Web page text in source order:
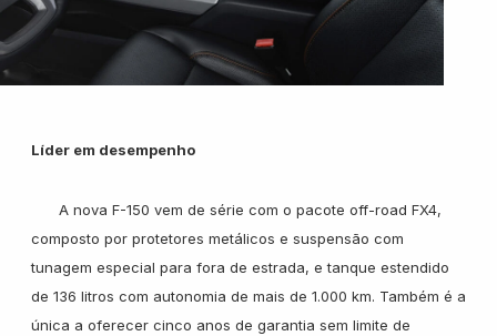
Líder em desempenho
A nova F-150 vem de série com o pacote off-road FX4,
composto por protetores metálicos e suspensão com
tunagem especial para fora de estrada, e tanque estendido
de 136 litros com autonomia de mais de 1.000 km. Também é a
única a oferecer cinco anos de garantia sem limite de